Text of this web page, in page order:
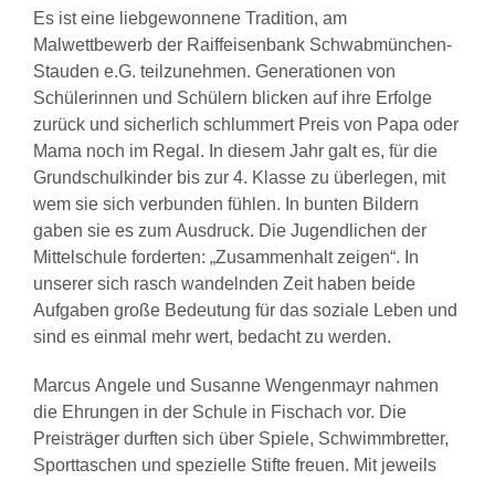
Es ist eine liebgewonnene Tradition, am
Malwettbewerb der Raiffeisenbank Schwabmünchen-
Stauden e.G. teilzunehmen. Generationen von
Schülerinnen und Schülern blicken auf ihre Erfolge
zurück und sicherlich schlummert Preis von Papa oder
Mama noch im Regal. In diesem Jahr galt es, für die
Grundschulkinder bis zur 4. Klasse zu überlegen, mit
wem sie sich verbunden fühlen. In bunten Bildern
gaben sie es zum Ausdruck. Die Jugendlichen der
Mittelschule forderten: „Zusammenhalt zeigen“. In
unserer sich rasch wandelnden Zeit haben beide
Aufgaben große Bedeutung für das soziale Leben und
sind es einmal mehr wert, bedacht zu werden.
Marcus Angele und Susanne Wengenmayr nahmen
die Ehrungen in der Schule in Fischach vor. Die
Preisträger durften sich über Spiele, Schwimmbretter,
Sporttaschen und spezielle Stifte freuen. Mit jeweils